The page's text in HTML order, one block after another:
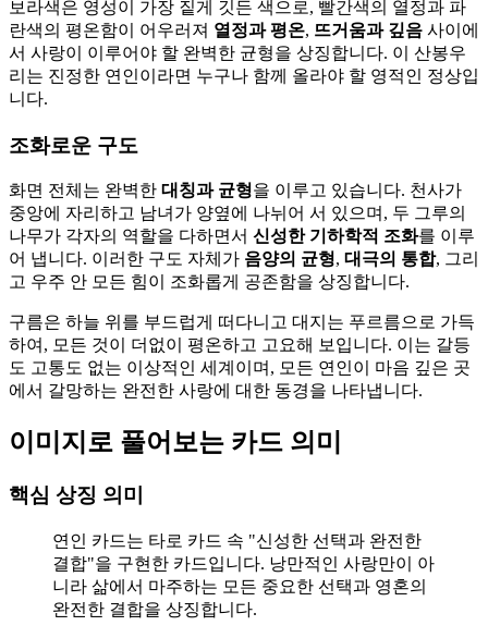
보라색은 영성이 가장 짙게 깃든 색으로, 빨간색의 열정과 파
란색의 평온함이 어우러져 열정과 평온, 뜨거움과 깊음 사이에
서 사랑이 이루어야 할 완벽한 균형을 상징합니다. 이 산봉우
리는 진정한 연인이라면 누구나 함께 올라야 할 영적인 정상입
니다.
조화로운 구도
화면 전체는 완벽한 대칭과 균형을 이루고 있습니다. 천사가
중앙에 자리하고 남녀가 양옆에 나뉘어 서 있으며, 두 그루의
나무가 각자의 역할을 다하면서 신성한 기하학적 조화를 이루
어 냅니다. 이러한 구도 자체가 음양의 균형, 대극의 통합, 그리
고 우주 안 모든 힘이 조화롭게 공존함을 상징합니다.
구름은 하늘 위를 부드럽게 떠다니고 대지는 푸르름으로 가득
하여, 모든 것이 더없이 평온하고 고요해 보입니다. 이는 갈등
도 고통도 없는 이상적인 세계이며, 모든 연인이 마음 깊은 곳
에서 갈망하는 완전한 사랑에 대한 동경을 나타냅니다.
이미지로 풀어보는 카드 의미
핵심 상징 의미
연인 카드는 타로 카드 속 "신성한 선택과 완전한
결합"을 구현한 카드입니다. 낭만적인 사랑만이 아
니라 삶에서 마주하는 모든 중요한 선택과 영혼의
완전한 결합을 상징합니다.